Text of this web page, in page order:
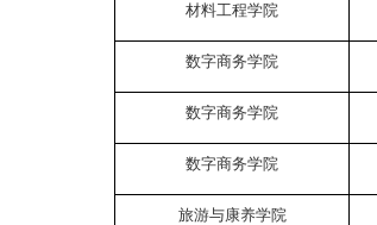
材料工程学院
数字商务学院
数字商务学院
数字商务学院
旅游与康养学院